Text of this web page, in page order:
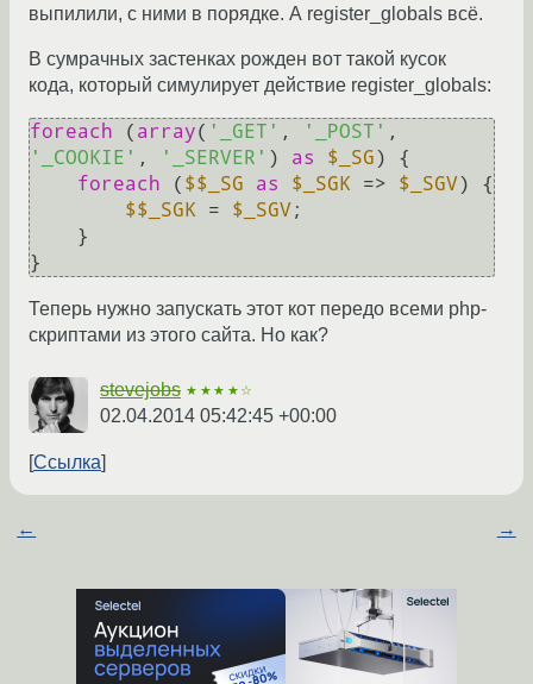
выпилили, с ними в порядке. А register_globals всё.
В сумрачных застенках рожден вот такой кусок
кода, который симулирует действие register_globals:
foreach ( array( '_GET' , '_POST'
'_COOKIE' , '_SERVER' ) as $_SG) {
foreach ( $$_SG as $_SGK => $_SGV) {
$$_SGK = $_SGV;
Теперь нужно запускать этот кот передо всеми php-
скриптами из этого сайта. Но как?
stevejobs ★★★★☆
02.04.2014 05:42:45 +00:00
Ссылка
← →